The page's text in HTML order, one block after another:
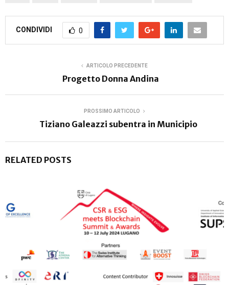
CONDIVIDI 0
ARTICOLO PRECEDENTE
Progetto Donna Andina
PROSSIMO ARTICOLO
Tiziano Galeazzi subentra in Municipio
RELATED POSTS